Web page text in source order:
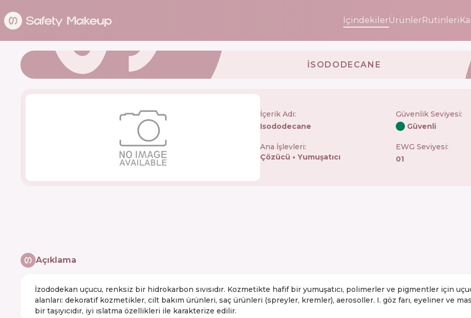
İçindekilerÜrünlerRutinleri
ISODODECANE
İçerik Adı:
Isododecane
Güvenlik Seviyesi:
Güvenli
Ana İşlevleri:
Çözücü
Yumuşatıcı
EWG Seviyesi:
01
Açıklama
İzododekan uçucu, renksiz bir hidrokarbon sıvısıdır. Kozmetikte hafif bir yumuşatıcı, polimerler ve pigmentler için
alanları: dekoratif kozmetikler, cilt bakım ürünleri, saç ürünleri (spreyler, kremler), aerosoller. I. göz farı, eyeliner ve
bir taşıyıcıdır, iyi ıslatma özellikleri ile karakterize edilir.